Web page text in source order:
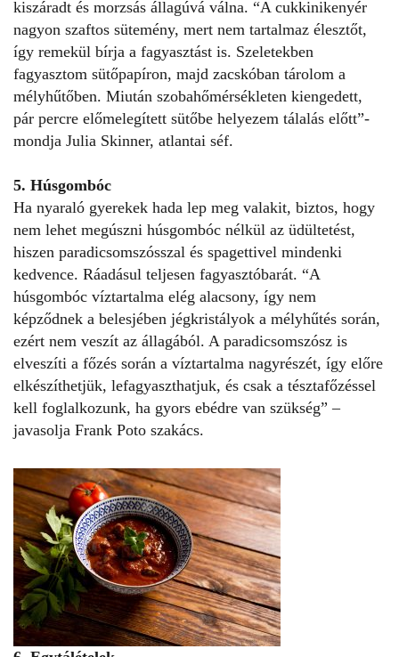
kiszáradt és morzsás állagúvá válna. “A cukkinikenyér
nagyon szaftos sütemény, mert nem tartalmaz élesztőt,
így remekül bírja a fagyasztást is. Szeletekben
fagyasztom sütőpapíron, majd zacskóban tárolom a
mélyhűtőben. Miután szobahőmérsékleten kiengedett,
pár percre előmelegített sütőbe helyezem tálalás előtt”-
mondja Julia Skinner, atlantai séf.
5. Húsgombóc
Ha nyaraló gyerekek hada lep meg valakit, biztos, hogy
nem lehet megúszni húsgombóc nélkül az üdültetést,
hiszen paradicsomszósszal és spagettivel mindenki
kedvence. Ráadásul teljesen fagyasztóbarát. “A
húsgombóc víztartalma elég alacsony, így nem
képződnek a belesjében jégkristályok a mélyhűtés során,
ezért nem veszít az állagából. A paradicsomszósz is
elveszíti a főzés során a víztartalma nagyrészét, így előre
elkészíthetjük, lefagyaszthatjuk, és csak a tésztafőzéssel
kell foglalkozunk, ha gyors ebédre van szükség” –
javasolja Frank Poto szakács.